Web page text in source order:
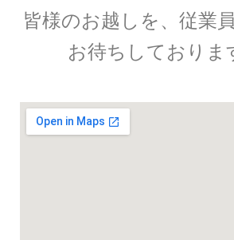
皆様のお越しを、従業
お待ちしておりま